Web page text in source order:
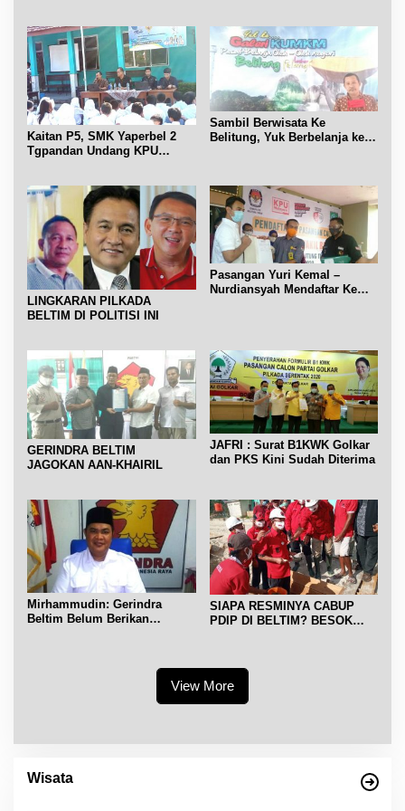
Kaitan P5, SMK Yaperbel 2
Tgpandan Undang KPU
Demokrasi di Lingkungan
Sekolah
Sambil Berwisata Ke
Belitung, Yuk Berbelanja ke
LINGKARAN PILKADA
BELTIM DI POLITISI INI
Pasangan Yuri Kemal –
Nurdiansyah Mendaftar Ke
GERINDRA BELTIM
JAGOKAN AAN-KHAIRIL
JAFRI : Surat B1KWK Golkar
dan PKS Kini Sudah Diterima
Mirhammudin: Gerindra
Beltim Belum Berikan
SIAPA RESMINYA CABUP
PDIP DI BELTIM? BESOK
View More
Wisata